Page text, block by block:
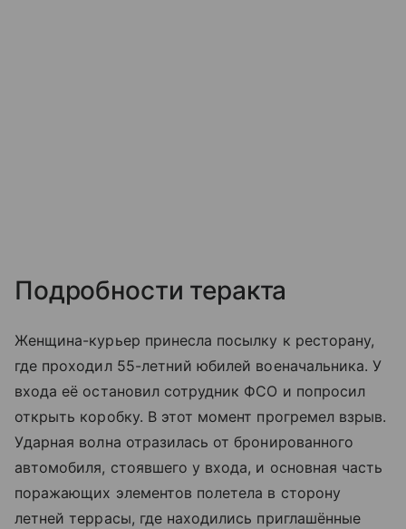
Подробности теракта
Женщина-курьер принесла посылку к ресторану,
где проходил 55-летний юбилей военачальника. У
входа её остановил сотрудник ФСО и попросил
открыть коробку. В этот момент прогремел взрыв.
Ударная волна отразилась от бронированного
автомобиля, стоявшего у входа, и основная часть
поражающих элементов полетела в сторону
летней террасы, где находились приглашённые